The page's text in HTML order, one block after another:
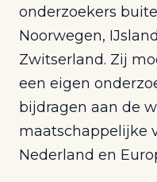
onderzoekers
Noorwegen,
Zwitserland. Zij
een eigen
bijdragen aan de
maatschappelijke
Nederland en